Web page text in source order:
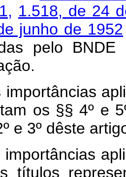
1.518, de 24
junho de 1952
pelo
importâncias
os §§ 4º e
e 3º dêste
importâncias
títulos